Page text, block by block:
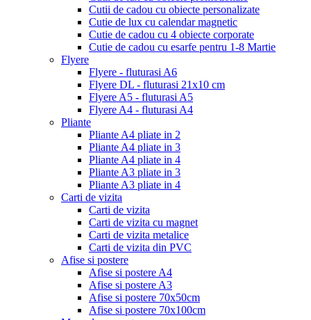
Cutii de cadou cu obiecte personalizate
Cutie de lux cu calendar magnetic
Cutie de cadou cu 4 obiecte corporate
Cutie de cadou cu esarfe pentru 1-8 Martie
Flyere
Flyere - fluturasi A6
Flyere DL - fluturasi 21x10 cm
Flyere A5 - fluturasi A5
Flyere A4 - fluturasi A4
Pliante
Pliante A4 pliate in 2
Pliante A4 pliate in 3
Pliante A4 pliate in 4
Pliante A3 pliate in 3
Pliante A3 pliate in 4
Carti de vizita
Carti de vizita
Carti de vizita cu magnet
Carti de vizita metalice
Carti de vizita din PVC
Afise si postere
Afise si postere A4
Afise si postere A3
Afise si postere 70x50cm
Afise si postere 70x100cm